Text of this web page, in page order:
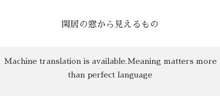
閑居の窓から見えるもの
Machine translation is available.Meaning matters more
than perfect language